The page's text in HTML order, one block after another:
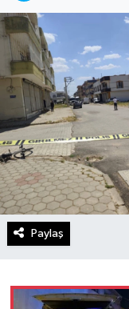
Paylaş
Kültür - Sanat
Lider Haber